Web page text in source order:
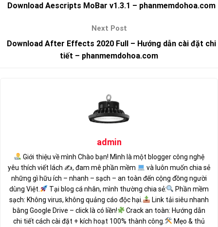
Download Aescripts MoBar v1.3.1 – phanmemdohoa.com
Download After Effects 2020 Full – Hướng dẫn cài đặt chi
tiết – phanmemdohoa.com
admin
Giới thiệu về mình Chào bạn! Mình là một blogger công nghệ
yêu thích viết lách ✍, đam mê phần mềm
và luôn muốn chia sẻ
những gì hữu ích – nhanh – sạch – an toàn đến cộng đồng người
dùng Việt.
Tại blog cá nhân, mình thường chia sẻ:
Phần mềm
sạch: Không virus, không quảng cáo độc hại.
Link tải siêu nhanh
bằng Google Drive – click là có liền!
Crack an toàn: Hướng dẫn
chi tiết cách cài đặt + kích hoạt 100% thành công.
Mẹo & thủ